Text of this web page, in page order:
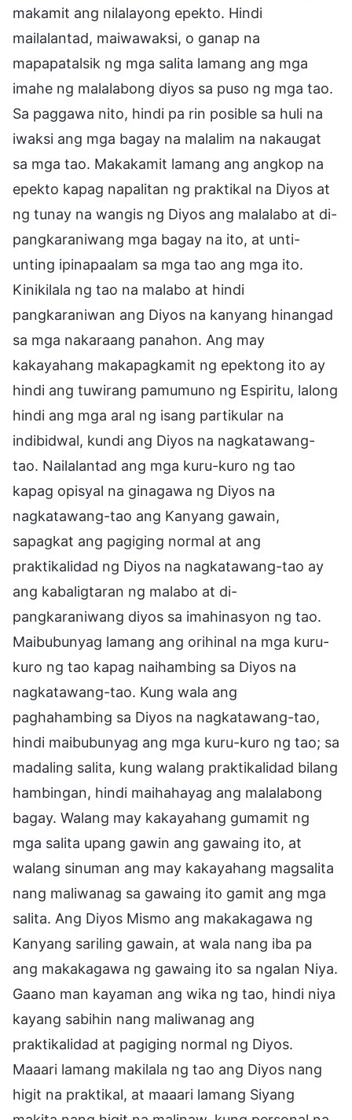
makamit ang nilalayong epekto. Hindi
mailalantad, maiwawaksi, o ganap na
mapapatalsik ng mga salita lamang ang mga
imahe ng malalabong diyos sa puso ng mga tao.
Sa paggawa nito, hindi pa rin posible sa huli na
iwaksi ang mga bagay na malalim na nakaugat
sa mga tao. Makakamit lamang ang angkop na
epekto kapag napalitan ng praktikal na Diyos at
ng tunay na wangis ng Diyos ang malalabo at di-
pangkaraniwang mga bagay na ito, at unti-
unting ipinapaalam sa mga tao ang mga ito.
Kinikilala ng tao na malabo at hindi
pangkaraniwan ang Diyos na kanyang hinangad
sa mga nakaraang panahon. Ang may
kakayahang makapagkamit ng epektong ito ay
hindi ang tuwirang pamumuno ng Espiritu, lalong
hindi ang mga aral ng isang partikular na
indibidwal, kundi ang Diyos na nagkatawang-
tao. Nailalantad ang mga kuru-kuro ng tao
kapag opisyal na ginagawa ng Diyos na
nagkatawang-tao ang Kanyang gawain,
sapagkat ang pagiging normal at ang
praktikalidad ng Diyos na nagkatawang-tao ay
ang kabaligtaran ng malabo at di-
pangkaraniwang diyos sa imahinasyon ng tao.
Maibubunyag lamang ang orihinal na mga kuru-
kuro ng tao kapag naihambing sa Diyos na
nagkatawang-tao. Kung wala ang
paghahambing sa Diyos na nagkatawang-tao,
hindi maibubunyag ang mga kuru-kuro ng tao; sa
madaling salita, kung walang praktikalidad bilang
hambingan, hindi maihahayag ang malalabong
bagay. Walang may kakayahang gumamit ng
mga salita upang gawin ang gawaing ito, at
walang sinuman ang may kakayahang magsalita
nang maliwanag sa gawaing ito gamit ang mga
salita. Ang Diyos Mismo ang makakagawa ng
Kanyang sariling gawain, at wala nang iba pa
ang makakagawa ng gawaing ito sa ngalan Niya.
Gaano man kayaman ang wika ng tao, hindi niya
kayang sabihin nang maliwanag ang
praktikalidad at pagiging normal ng Diyos.
Maaari lamang makilala ng tao ang Diyos nang
higit na praktikal, at maaari lamang Siyang